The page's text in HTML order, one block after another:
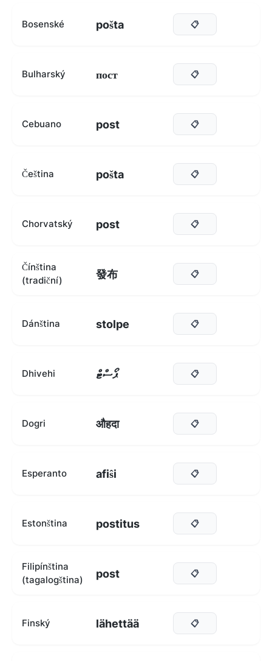
Bosenské pošta 📋
Bulharský пост 📋
Cebuano post 📋
Čeština pošta 📋
Chorvatský post 📋
Čínština
(tradiční)
發布 📋
Dánština stolpe 📋
Dhivehi ޕޯސްޓް 📋
Dogri औहदा 📋
Esperanto afiŝi 📋
Estonština postitus 📋
Filipínština
(tagalogština)
post 📋
Finský lähettää 📋